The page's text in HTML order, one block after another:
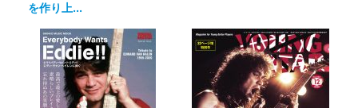
を作り上...